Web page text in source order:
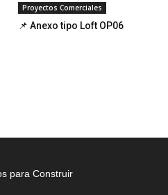
Proyectos Comerciales
📌 Anexo tipo Loft OP06